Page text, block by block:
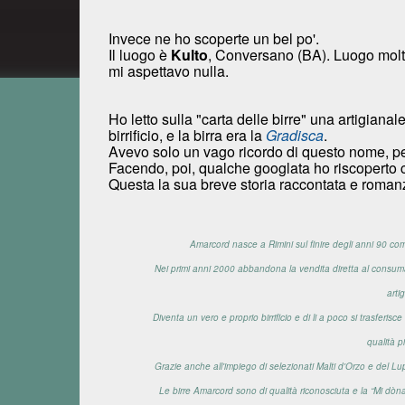
Invece ne ho scoperte un bel po'.
Il luogo è Kulto, Conversano (BA). Luogo
mi aspettavo nulla.
Ho letto sulla "carta delle birre" una
birrificio, e la birra era la Gradisca.
Avevo solo un vago ricordo di questo nome,
Facendo, poi, qualche googlata ho
Questa la sua breve storia raccontata e
Amarcord nasce a Rimini sul finire degli anni 90
Nei primi anni 2000 abbandona la vendita diretta al
Diventa un vero e proprio birrificio e di li a poco si
qualità
Grazie anche all'impiego di selezionati Malti d'Orzo e del
Le birre Amarcord sono di qualità riconosciuta e la “Mi